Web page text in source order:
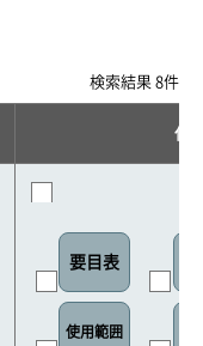
検索結果 8件
仕
要目表
使用範囲